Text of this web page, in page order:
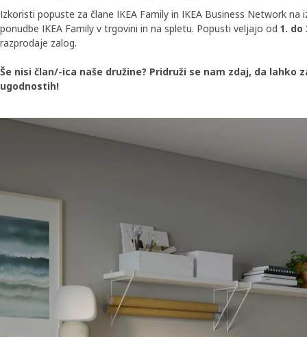
Izkoristi popuste za člane IKEA Family in IKEA Business Network na
ponudbe IKEA Family v trgovini in na spletu. Popusti veljajo od 1. do
razprodaje zalog.
Še nisi član/-ica naše družine? Pridruži se nam zdaj, da lahko
ugodnostih!
Skip listing